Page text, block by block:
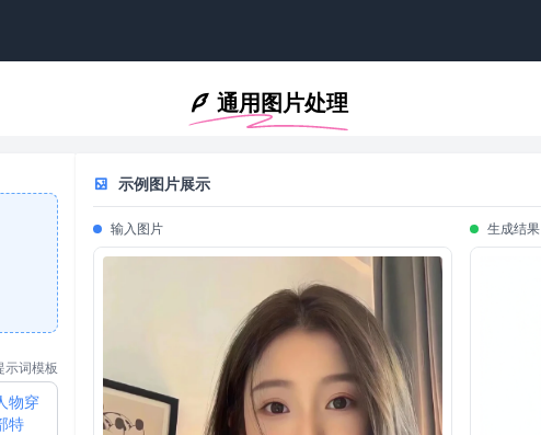
通用图片处理
示词模板
示例图片展示
输入图片 生成结果